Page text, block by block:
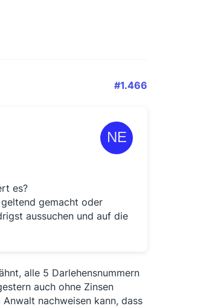
#1.466
es?
gemacht oder
aussuchen und auf die
alle 5 Darlehensnummern
auch ohne Zinsen
nachweisen kann, dass